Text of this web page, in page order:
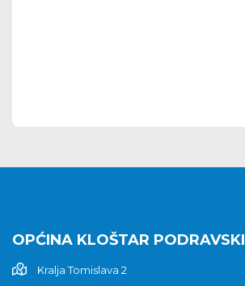
OPĆINA KLOŠTAR PODRAVSKI
Kralja Tomislava 2